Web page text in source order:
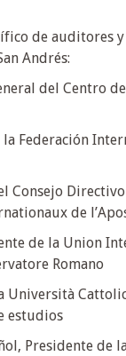
de auditores
Andrés:
del Centro
Federación
Consejo Directivo
de
de la Union
Romano
Università
estudios
Presidente de